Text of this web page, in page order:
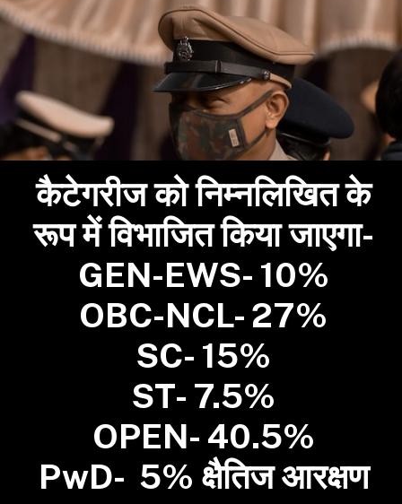
कैटेगरीज को निम्नलिखित के
रूप में विभाजित किया जाएगा-
GEN-EWS- 10%
OBC-NCL- 27%
SC- 15%
ST- 7.5%
OPEN- 40.5%
PwD- 5% क्षैतिज आरक्षण